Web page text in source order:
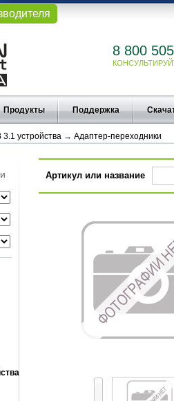
8 800
Продукты Поддержка
3.1 устройства → Адаптер-переходники
Артикул или название